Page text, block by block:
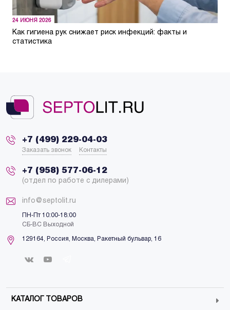
24 ИЮНЯ 2026
Как гигиена рук снижает риск инфекций: факты и
статистика
+7 (499) 229-04-03
Заказать звонок Контакты
+7 (958) 577-06-12
(отдел по работе с дилерами)
info@septolit.ru
ПН-Пт 10:00-18:00
СБ-ВС Выходной
129164, Россия, Москва, Ракетный бульвар, 16
КАТАЛОГ ТОВАРОВ